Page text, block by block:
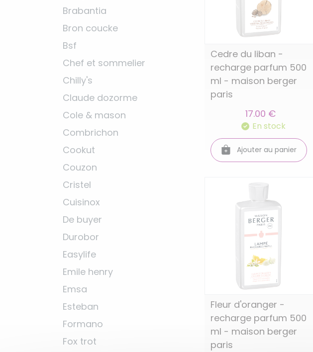
Brabantia
Bron coucke
Bsf
Chef et sommelier
Chilly's
Claude dozorme
Cole & mason
Combrichon
Cookut
Couzon
Cristel
Cuisinox
De buyer
Durobor
Easylife
Emile henry
Emsa
Esteban
Formano
Fox trot
Cedre du liban -
recharge parfum 500
ml - maison berger
paris
17.00 €
En stock
Ajouter au panier
Fleur d'oranger -
recharge parfum 500
ml - maison berger
paris